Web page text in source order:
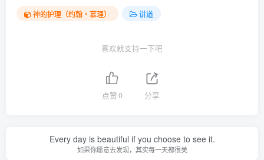
神的护理（约翰‧慕理） 讲道
喜欢就支持一下吧
点赞0 分享
Every day is beautiful if you choose to see it.
如果你愿意去发现，其实每一天都很美